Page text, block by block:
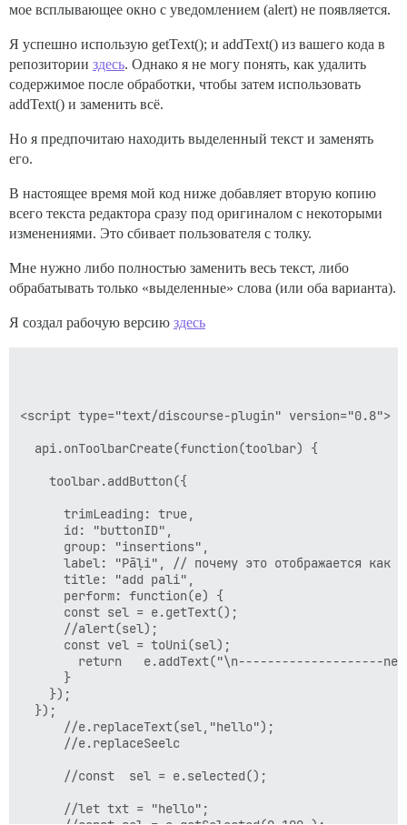
мое всплывающее окно с уведомлением (alert) не появляется.
Я успешно использую getText(); и addText() из вашего кода в
репозитории здесь. Однако я не могу понять, как удалить
содержимое после обработки, чтобы затем использовать
addText() и заменить всё.
Но я предпочитаю находить выделенный текст и заменять
его.
В настоящее время мой код ниже добавляет вторую копию
всего текста редактора сразу под оригиналом с некоторыми
изменениями. Это сбивает пользователя с толку.
Мне нужно либо полностью заменить весь текст, либо
обрабатывать только «выделенные» слова (или оба варианта).
Я создал рабочую версию здесь
<script type="text/discourse-plugin" version="0.8">
  api.onToolbarCreate(function(toolbar) {
    toolbar.addButton({
      trimLeading: true,
      id: "buttonID",
      group: "insertions",
label: "Pāḷi", // почему это отображается как
      title: "add pali",
      perform: function(e) {
      const sel = e.getText();
      //alert(sel);
      const vel = toUni(sel);
return   e.addText("\n--------------------
      }
    });
  });
      //e.replaceText(sel,"hello");
      //e.replaceSeelc
      //const  sel = e.selected();
      //let txt = "hello";